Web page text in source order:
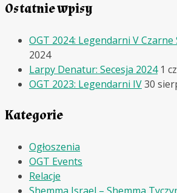
Ostatnie wpisy
OGT 2024: Legendarni V Czarne
2024
Larpy Denatur: Secesja 2024 1
OGT 2023: Legendarni IV30
Kategorie
Ogłoszenia
OGT Events
Relacje